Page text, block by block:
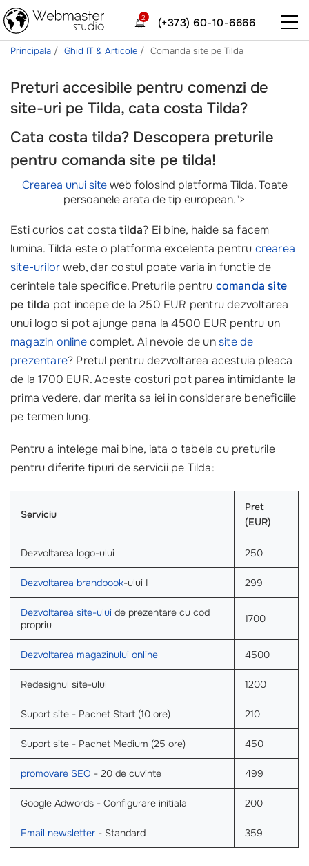
(+373) 60-10-6666
2
Principala Ghid IT & Articole Comanda site pe Tilda
Preturi accesibile pentru comenzi de
site-uri pe Tilda, cata costa Tilda?
Cata costa tilda? Descopera preturile
pentru comanda site pe tilda!
Crearea unui siteweb folosind platforma Tilda. Toate
persoanele arata de tip european.">
Esti curios cat costatilda? Ei bine, haide sa facem
lumina. Tilda este o platforma excelenta pentru crearea
site-urilorweb, dar costul poate varia in functie de
cerintele tale specifice. Preturile pentru comanda site
pe tilda pot incepe de la 250 EUR pentru dezvoltarea
unui logo si pot ajunge pana la 4500 EUR pentru un
magazin onlinecomplet. Ai nevoie de unsite de
prezentare? Pretul pentru dezvoltarea acestuia pleaca
de la 1700 EUR. Aceste costuri pot parea intimidante la
prima vedere, dar merita sa iei in considerare beneficiile
pe termen lung.
Pentru a intelege mai bine, iata o tabela cu preturile
pentru diferite tipuri de servicii pe Tilda:
Serviciu
Pret
(EUR)
Dezvoltarea logo-ului 250
Dezvoltarea brandbook-ului I 299
Dezvoltarea site-ului de prezentare cu cod
propriu
1700
Dezvoltarea magazinului online 4500
Redesignul site-ului 1200
Suport site - Pachet Start (10 ore) 210
Suport site - Pachet Medium (25 ore) 450
promovare SEO - 20 de cuvinte 499
Google Adwords - Configurare initiala 200
Email newsletter - Standard 359